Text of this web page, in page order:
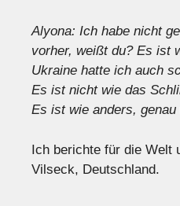
Alyona: Ich habe nicht
vorher, weißt du? Es ist
Ukraine hatte ich auch
Es ist nicht wie das
Es ist wie anders, genau
Ich berichte für die Welt
Vilseck, Deutschland.